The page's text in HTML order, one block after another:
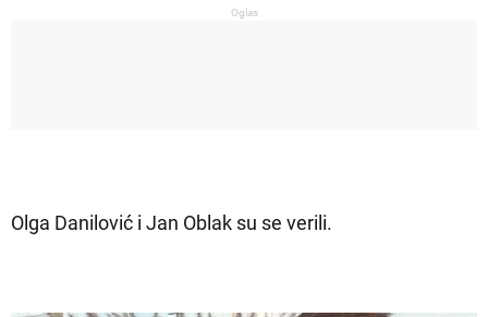
Oglas
Olga Danilović i Jan Oblak su se verili.